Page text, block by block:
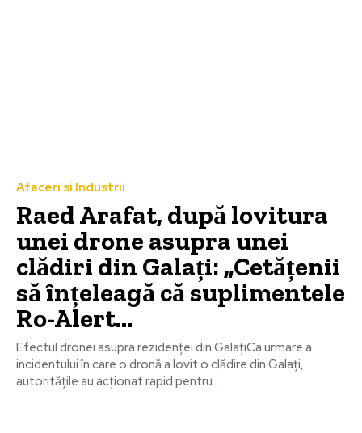
Afaceri si Industrii
Raed Arafat, după lovitura
unei drone asupra unei
clădiri din Galați: „Cetățenii
să înțeleagă că suplimentele
Ro-Alert…
Efectul dronei asupra rezidenței din GalațiCa urmare a
incidentului în care o dronă a lovit o clădire din Galați,
autoritățile au acționat rapid pentru...